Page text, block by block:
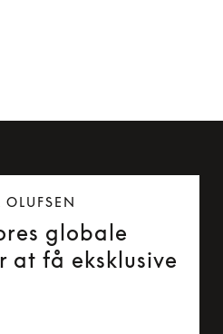
globale
at få eksklusive